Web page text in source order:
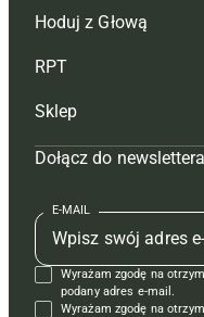
Redakcja
Reklama
Tagi
Mapa serwisu
Kontakt
Regulamin
Polityka prywatności
Hoduj z Głową
Hoduj z głową bydło
Hoduj z głową świnie
Prenumerata
Redakcja
Kontakt
Reklama
RPT
Redakcja
Prenumerata
Reklama
Kontakt
Krzyżówki
Sklep
Czasopisma i
Książki
Regulamin
Dołącz do newslettera
E-MAIL
Wyrażam zgodę na
podany adres e-mail.
Wyrażam zgodę na